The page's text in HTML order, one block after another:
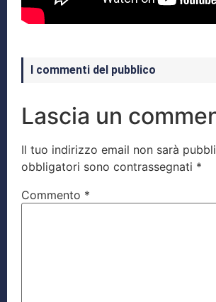
I commenti del pubblico
Lascia un
Il tuo indirizzo email non sarà
obbligatori sono contrassegnati *
Commento *